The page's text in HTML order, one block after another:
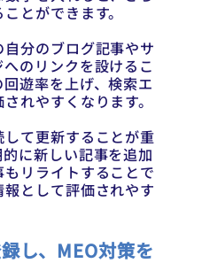
とができます。
分のブログ記事やサ
のリンクを設けるこ
回遊率を上げ、検索エ
れやすくなります。
して更新することが重
に新しい記事を追加
もリライトすることで
として評価されやす
し、MEO対策を